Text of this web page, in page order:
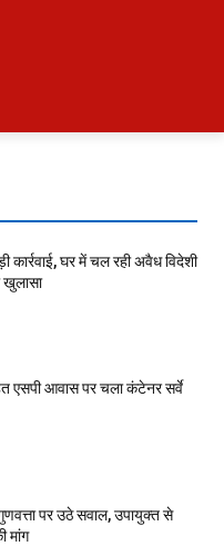
कार्रवाई, घर में चल रही अवैध विदेशी
खुलासा
एसपी आवास पर चला कंटेनर सर्वे
पर उठे सवाल, उपायुक्त से
मांग